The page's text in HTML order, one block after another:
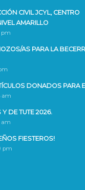
CIVIL JCYL, CENTRO
AMARILLO
pm
AS PARA LA
DONADOS PARA
am
DE TUTE 2026.
am
FIESTEROS!
pm